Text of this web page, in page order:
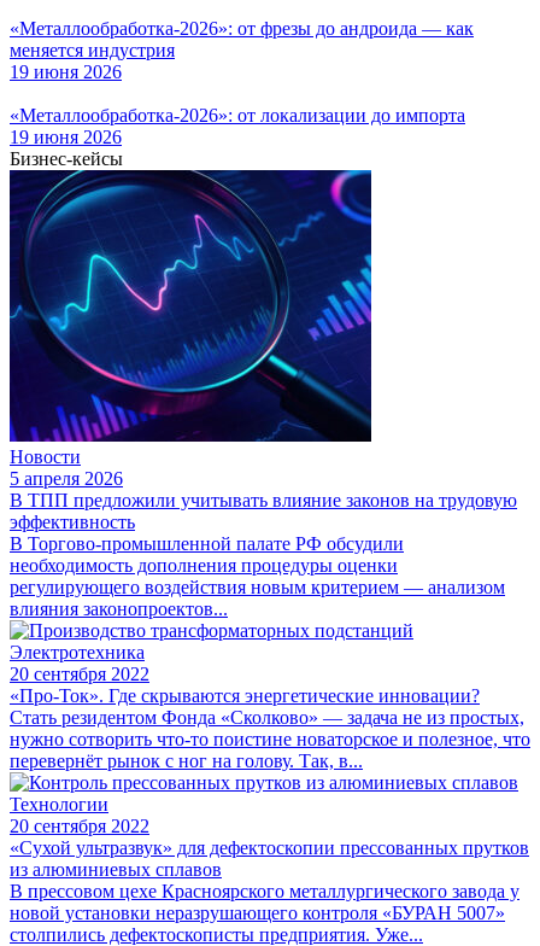
«Металлообработка-2026»: от фрезы до андроида — как
меняется индустрия
19 июня 2026
«Металлообработка-2026»: от локализации до импорта
19 июня 2026
Бизнес-кейсы
Новости
5 апреля 2026
В ТПП предложили учитывать влияние законов на трудовую
эффективность
В Торгово-промышленной палате РФ обсудили
необходимость дополнения процедуры оценки
регулирующего воздействия новым критерием — анализом
влияния законопроектов...
Электротехника
20 сентября 2022
«Про-Ток». Где скрываются энергетические инновации?
Стать резидентом Фонда «Сколково» — задача не из простых,
нужно сотворить что-то поистине новаторское и полезное, что
перевернёт рынок с ног на голову. Так, в...
Технологии
20 сентября 2022
«Сухой ультразвук» для дефектоскопии прессованных прутков
из алюминиевых сплавов
В прессовом цехе Красноярского металлургического завода у
новой установки неразрушающего контроля «БУРАН 5007»
столпились дефектоскописты предприятия. Уже...